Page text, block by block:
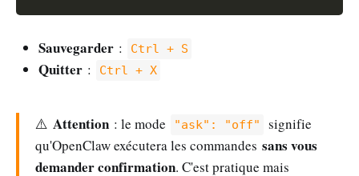
Sauvegarder : Ctrl + S
Quitter : Ctrl + X
⚠️ Attention : le mode "ask": "off"
signifie
qu'OpenClaw exécutera les commandes sans vous
demander confirmation. C'est pratique mais